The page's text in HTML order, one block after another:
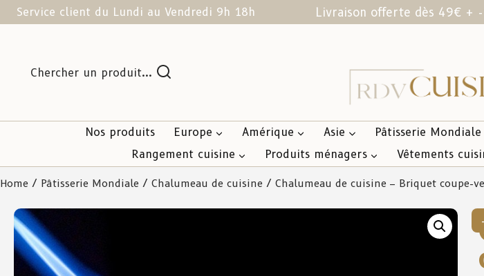
Service client du Lundi au Vendredi 9h 18h Livraison offerte dès 49€ +
Chercher un produit...
Nos produits Europe Amérique Asie Pâtisserie Mondiale
Rangement cuisine
Produits ménagers Vêtements
Home / Pâtisserie Mondiale / Chalumeau de cuisine / Chalumeau de cuisine – Briquet coupe-